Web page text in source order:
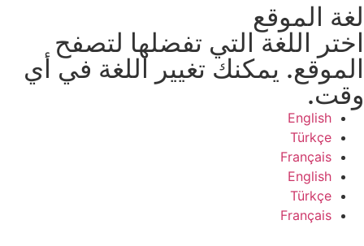
لغة الموقع
اختر اللغة التي تفضلها لتصفح
الموقع. يمكنك تغيير اللغة في أي
وقت.
English
Türkçe
Français
English
Türkçe
Français